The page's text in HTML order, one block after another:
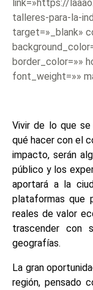
link=»https://
talleres-para-la-
target=»_blank»
border_color=»»
font_weight=»»
Vivir de lo que se
qué hacer con el
impacto, serán
público y los
aportará a la
plataformas que
reales de valor
trascender con
geografías.
La gran
región, pensado